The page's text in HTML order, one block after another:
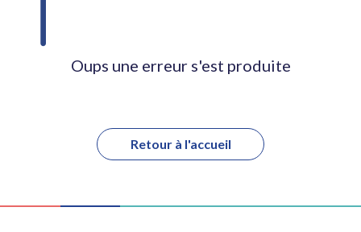
Oups une erreur s'est produite
Retour à l'accueil